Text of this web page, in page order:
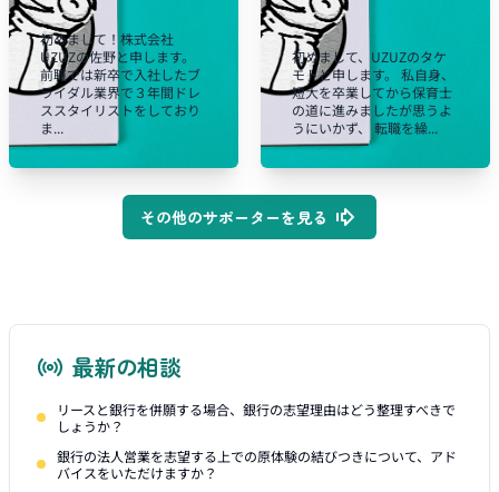
初めまして！株式会社
UZUZの佐野と申します。
前職では新卒で入社したブ
ライダル業界で３年間ドレ
ススタイリストをしており
ま...
初めまして、UZUZのタケ
モトと申します。 私自身、
短大を卒業してから保育士
の道に進みましたが思うよ
うにいかず、 転職を繰...
その他のサポーターを見る
最新の相談
リースと銀行を併願する場合、銀行の志望理由はどう整理すべきで
しょうか？
銀行の法人営業を志望する上での原体験の結びつきについて、アド
バイスをいただけますか？